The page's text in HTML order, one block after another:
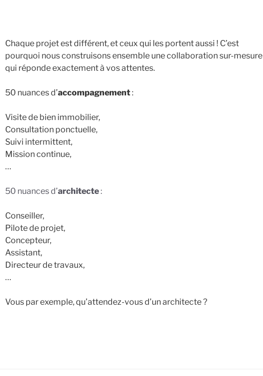
Chaque projet est différent, et ceux qui les portent aussi ! C’est
pourquoi nous construisons ensemble une collaboration sur-mesure
qui réponde exactement à vos attentes.
50 nuances d’accompagnement:
Visite de bien immobilier,
Consultation ponctuelle,
Suivi intermittent,
Mission continue,
…
50 nuances d’architecte:
Conseiller,
Pilote de projet,
Concepteur,
Assistant,
Directeur de travaux,
…
Vous par exemple, qu’attendez-vous d’un architecte ?